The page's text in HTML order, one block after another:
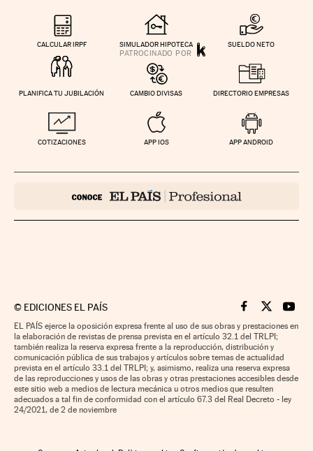
CALCULAR IRPF SIMULADOR HIPOTECA SUELDO NETO
PLANIFICA TU JUBILACIÓN CAMBIO DIVISAS DIRECTORIO EMPRESAS
COTIZACIONES APP IOS APP ANDROID
© EDICIONES EL PAÍS Cinco Días en
Cinco Días
Cinco
EL PAÍS ejerce la oposición expresa frente al uso de sus obras y prestaciones en
la elaboración de revistas de prensa prevista en el artículo 32.1 del TRLPI;
también realiza la reserva expresa frente a la reproducción, distribución y
comunicación pública de sus trabajos y artículos sobre temas de actualidad
prevista en el artículo 33.1 del TRLPI; y, asimismo, realiza una reserva expresa
de las reproducciones y usos de las obras y otras prestaciones accesibles desde
este sitio web a medios de lectura mecánica u otros medios que resulten
adecuados a tal fin de conformidad con el artículo 67.3 del Real Decreto - ley
24/2021, de 2 de noviembre